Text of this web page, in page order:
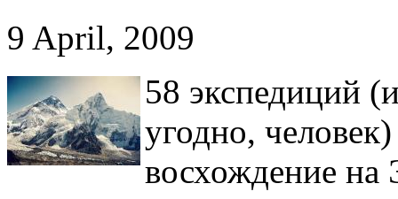
9 April, 2009
58 экспедиций
угодно,
восхождение на